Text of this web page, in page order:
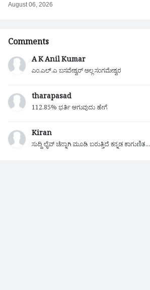
August 06, 2026
Comments
A K Anil Kumar
ಎಂ.ಎಲ್.ಎ ಬಸವೇಶ್ವರ್ ಅಲ್ಲ ಸಂಗಮೇಶ್ವರ
tharapasad
112.85% ಭರ್ತಿ ಆಗುವುದು ಹೇಗೆ
Kiran
ಸುದ್ದಿ ಲೈವ್ ಚೆನ್ನಾಗಿ ಮೂಡಿ ಬರುತ್ತಿದೆ ಕನ್ನಡ ಕಾಗುಣಿತ...